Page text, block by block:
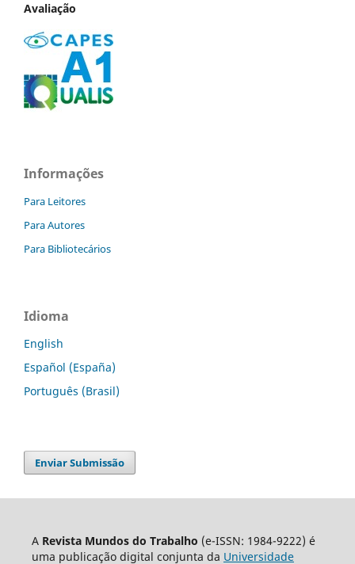
Avaliação
Informações
Para Leitores
Para Autores
Para Bibliotecários
Idioma
English
Español (España)
Português (Brasil)
Enviar Submissão
A Revista Mundos do Trabalho (e-ISSN: 1984-9222) é
uma publicação digital conjunta da Universidade